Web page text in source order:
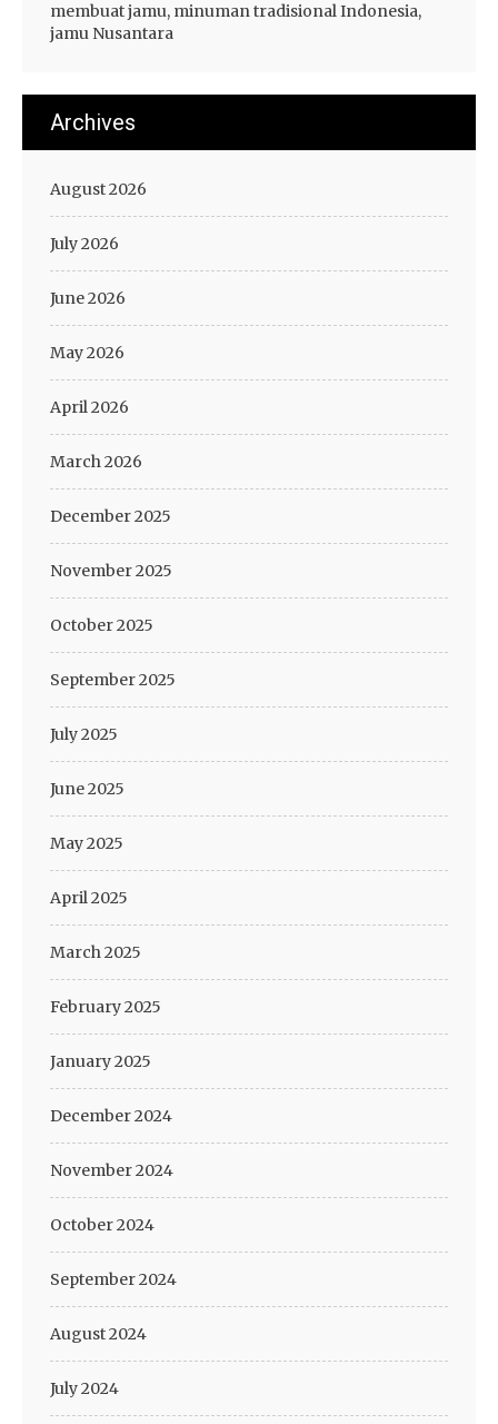
membuat jamu, minuman tradisional Indonesia,
jamu Nusantara
Archives
August 2026
July 2026
June 2026
May 2026
April 2026
March 2026
December 2025
November 2025
October 2025
September 2025
July 2025
June 2025
May 2025
April 2025
March 2025
February 2025
January 2025
December 2024
November 2024
October 2024
September 2024
August 2024
July 2024